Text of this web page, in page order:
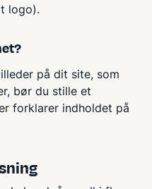
logo).
på dit site, som
bør du stille et
forklarer indholdet på